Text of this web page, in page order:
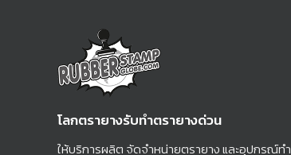
โลกตรายางรับทำตรายางด่วน
ให้บริการผลิต จัดจำหน่ายตรายาง และอุปกรณ์ทำ